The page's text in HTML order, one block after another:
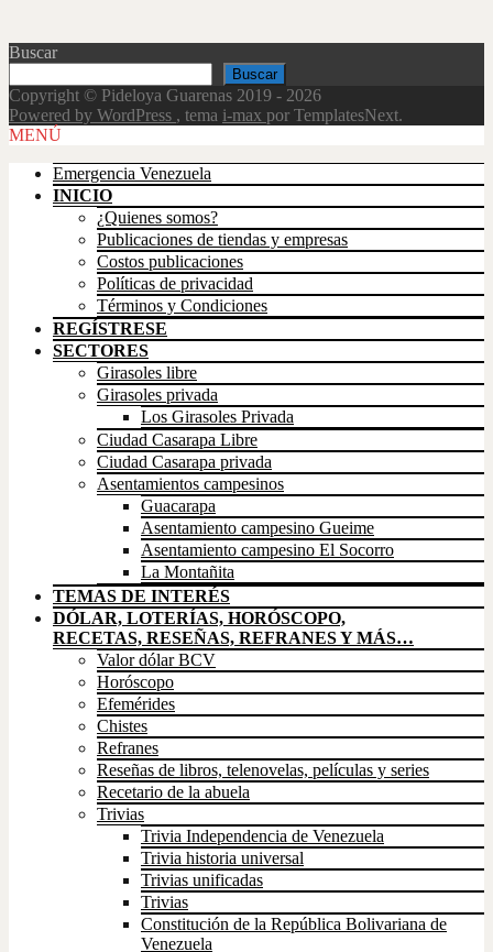
Buscar
Buscar
Copyright © Pideloya Guarenas 2019 - 2026
Powered by WordPress , tema i-max por TemplatesNext.
Scroll
MENÚ
Emergencia Venezuela
INICIO
¿Quienes somos?
Publicaciones de tiendas y empresas
Costos publicaciones
Políticas de privacidad
Términos y Condiciones
REGÍSTRESE
SECTORES
Girasoles libre
Girasoles privada
Los Girasoles Privada
Ciudad Casarapa Libre
Ciudad Casarapa privada
Asentamientos campesinos
Guacarapa
Asentamiento campesino Gueime
Asentamiento campesino El Socorro
La Montañita
TEMAS DE INTERÉS
DÓLAR, LOTERÍAS, HORÓSCOPO,
RECETAS, RESEÑAS, REFRANES Y MÁS…
Valor dólar BCV
Horóscopo
Efemérides
Chistes
Refranes
Reseñas de libros, telenovelas, películas y series
Recetario de la abuela
Trivias
Trivia Independencia de Venezuela
Trivia historia universal
Trivias unificadas
Trivias
Constitución de la República Bolivariana de
Venezuela